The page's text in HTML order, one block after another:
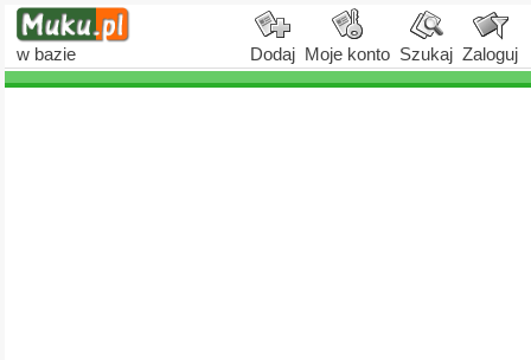
w bazie Dodaj Moje konto Szukaj Zaloguj